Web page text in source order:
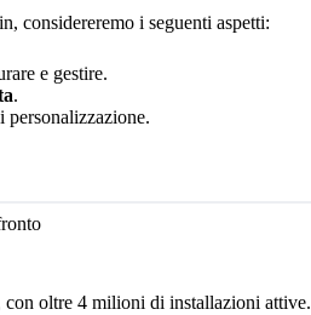
considereremo i seguenti aspetti:
e gestire.
.
oltre 4 milioni di installazioni attive.